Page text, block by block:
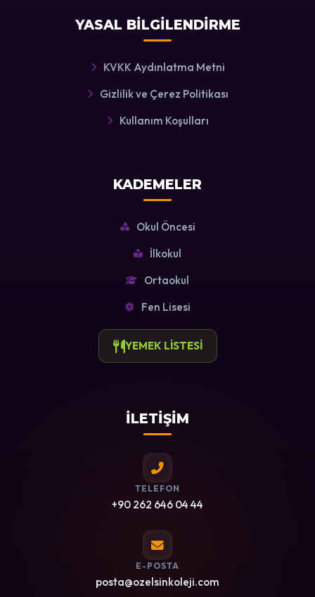
YASAL BİLGİLENDİRME
KVKK Aydınlatma Metni
Gizlilik ve Çerez Politikası
Kullanım Koşulları
KADEMELER
Okul Öncesi
İlkokul
Ortaokul
Fen Lisesi
YEMEK LİSTESİ
İLETİŞİM
TELEFON
+90 262 646 04 44
E-POSTA
posta@ozelsinkoleji.com